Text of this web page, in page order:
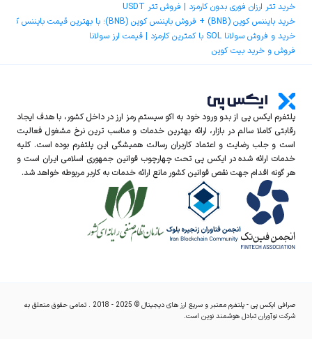
خرید تتر ارزان فوری بدون کارمزد | فروش تتر USDT
خرید بایننس کوین (BNB) + فروش بایننس کوین (BNB)؛ با بهترین قیمت بایننس کوین و کمترین کارمزد
خرید و فروش سولانا SOL با کمترین کارمزد | قیمت ارز سولانا
فروش و خرید بیت کوین
پلتفرم ایکس‌ پی از بدو ورود خود به اکو سیستم رمز ارز در داخل کشور، با هدف ایجاد
رقابتی کاملا سالم در بازار، ارائه بهترین خدمات و مناسب ترین نرخ مشغول فعالیت
است و جلب رضایت و اعتماد کاربران رسالت همیشگی این پلتفرم بوده است. کلیه
خدمات ارائه شده در ایکس‌ پی تحت چهارچوب قوانین جمهوری اسلامی ایران است و
هر گونه اقدام جهت نقص قوانین کشور مانع ارائه خدمات به کاربر مربوطه خواهد شد.
صرافی ایکس پی - پلتفرم معتبر و سریع ارز های دیجیتال © 2025 - 2018 . تمامی حقوق متعلق به
شرکت نوآوران تبادل هوشمند نوین است.